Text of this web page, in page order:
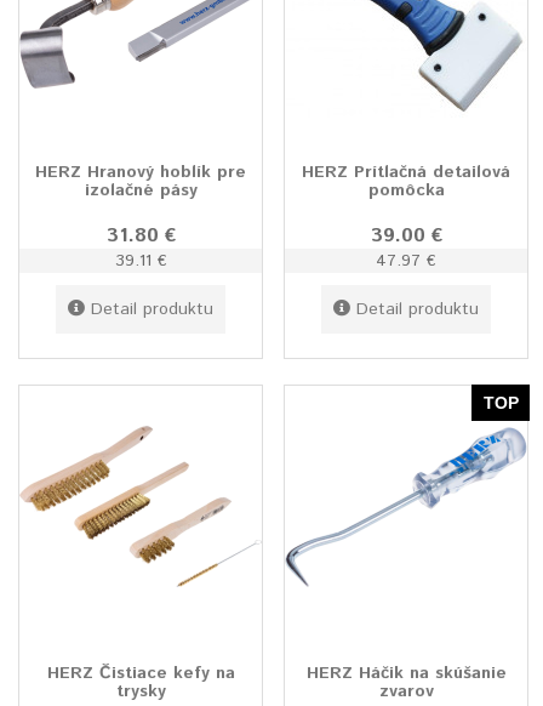
HERZ Hranový hoblík pre
izolačné pásy
31.80 €
39.11 €
Detail produktu
HERZ Prítlačná detailová
pomôcka
39.00 €
47.97 €
Detail produktu
HERZ Čistiace kefy na
trysky
TOP
HERZ Háčik na skúšanie
zvarov